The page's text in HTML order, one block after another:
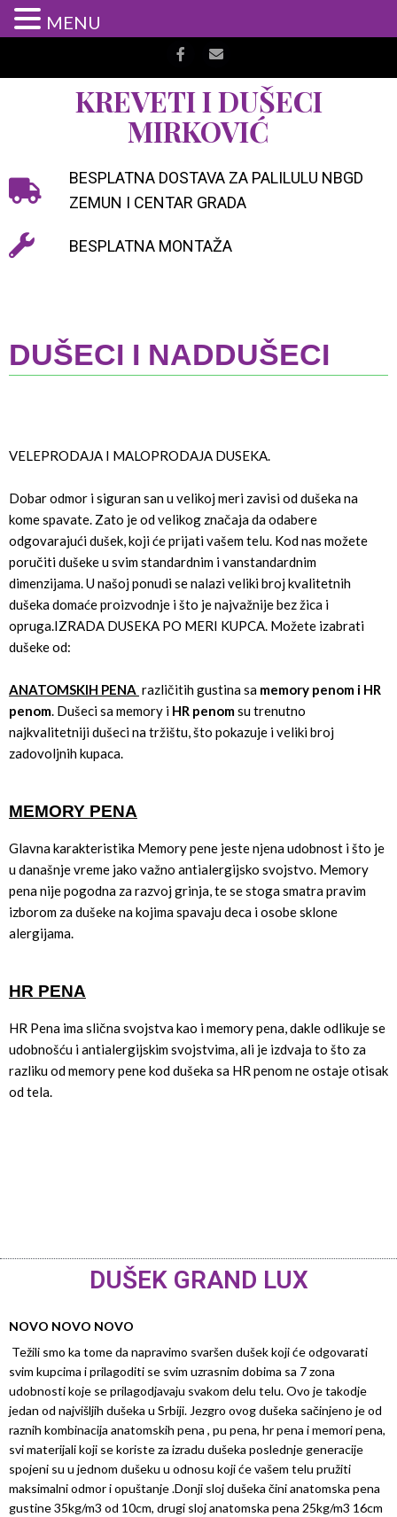
KREVETI I DUŠECI
MIRKOVIĆ
BESPLATNA DOSTAVA ZA PALILULU NBGD
ZEMUN I CENTAR GRADA
BESPLATNA MONTAŽA
DUŠECI I NADDUŠECI
VELEPRODAJA I MALOPRODAJA DUSEKA.
Dobar odmor i siguran san u velikoj meri zavisi od dušeka na
kome spavate. Zato je od velikog značaja da odabere
odgovarajući dušek, koji će prijati vašem telu. Kod nas možete
poručiti dušeke u svim standardnim i vanstandardnim
dimenzijama. U našoj ponudi se nalazi veliki broj kvalitetnih
dušeka domaće proizvodnje i što je najvažnije bez žica i
opruga.IZRADA DUSEKA PO MERI KUPCA. Možete izabrati
dušeke od:
ANATOMSKIH PENA različitih gustina sa memory penom i HR
penom. Dušeci sa memory i HR penomsu trenutno
najkvalitetniji dušeci na tržištu, što pokazuje i veliki broj
zadovoljnih kupaca.
MEMORY PENA
Glavna karakteristika Memory pene jeste njena udobnost i što je
u današnje vreme jako važno antialergijsko svojstvo. Memory
pena nije pogodna za razvoj grinja, te se stoga smatra pravim
izborom za dušeke na kojima spavaju deca i osobe sklone
alergijama.
HR PENA
HR Pena ima slična svojstva kao i memory pena, dakle odlikuje se
udobnošću i antialergijskim svojstvima, ali je izdvaja to što za
razliku od memory pene kod dušeka sa HR penom ne ostaje otisak
od tela.
DUŠEK GRAND LUX
NOVO NOVO NOVO
Težili smo ka tome da napravimo svaršen dušek koji će odgovarati
svim kupcima i prilagoditi se svim uzrasnim dobima sa 7 zona
udobnosti koje se prilagodjavaju svakom delu telu. Ovo je takodje
jedan od najvišljih dušeka u Srbiji. Jezgro ovog dušeka sačinjeno je od
raznih kombinacija anatomskih pena , pu pena, hr pena i memori pena,
svi materijali koji se koriste za izradu dušeka poslednje generacije
spojeni su u jednom dušeku u odnosu koji će vašem telu pružiti
maksimalni odmor i opuštanje .Donji sloj dušeka čini anatomska pena
gustine 35kg/m3 od 10cm, drugi sloj anatomska pena 25kg/m3 16cm
MENU